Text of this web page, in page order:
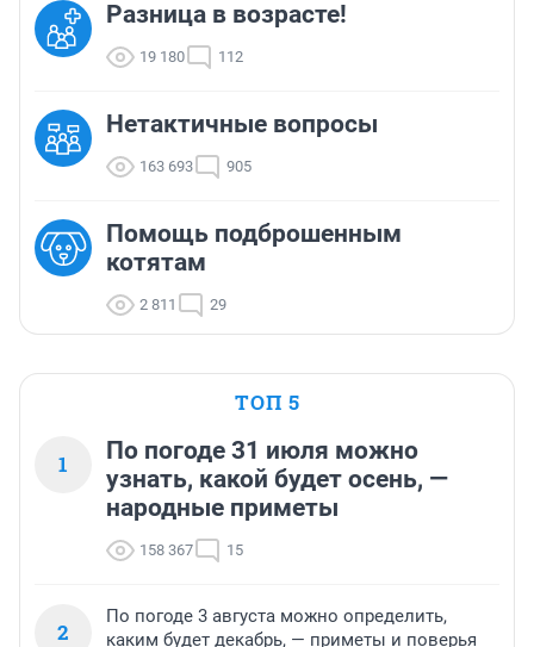
Разница в возрасте!
19 180 112
Нетактичные вопросы
163 693 905
Помощь подброшенным
котятам
2 811 29
ТОП 5
1
По погоде 31 июля можно
узнать, какой будет осень, —
народные приметы
158 367 15
2
По погоде 3 августа можно определить,
каким будет декабрь, — приметы и поверья